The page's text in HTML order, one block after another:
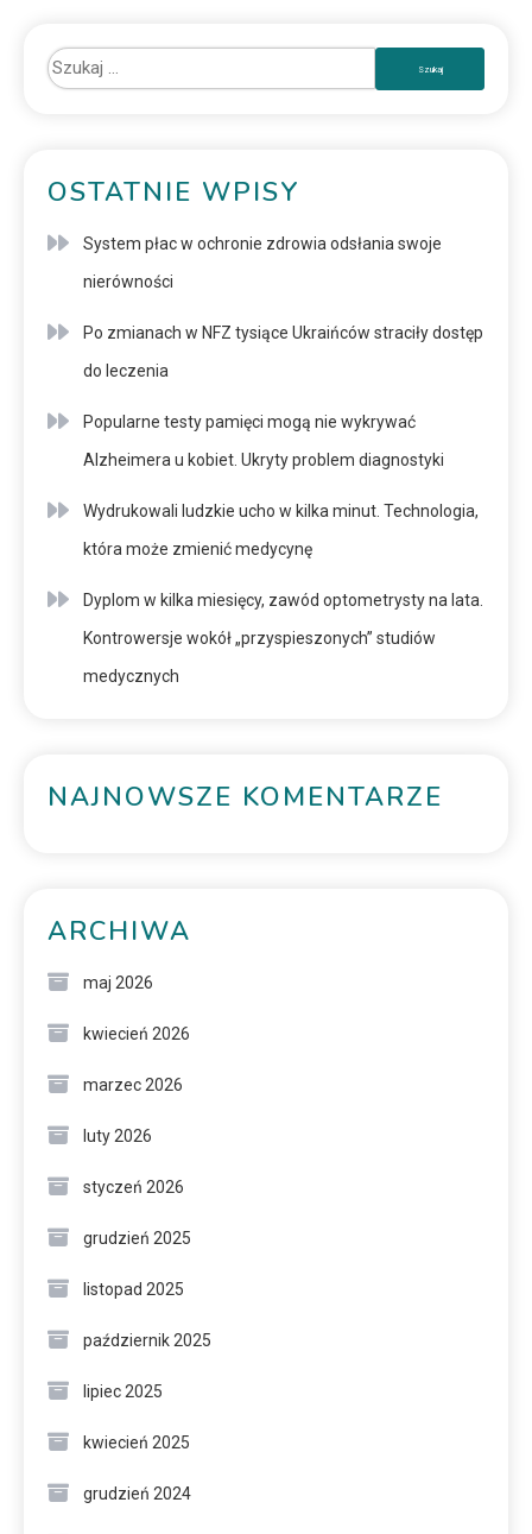
OSTATNIE WPISY
System płac w ochronie zdrowia odsłania swoje
nierówności
Po zmianach w NFZ tysiące Ukraińców straciły dostęp
do leczenia
Popularne testy pamięci mogą nie wykrywać
Alzheimera u kobiet. Ukryty problem diagnostyki
Wydrukowali ludzkie ucho w kilka minut. Technologia,
która może zmienić medycynę
Dyplom w kilka miesięcy, zawód optometrysty na lata.
Kontrowersje wokół „przyspieszonych” studiów
medycznych
NAJNOWSZE KOMENTARZE
ARCHIWA
maj 2026
kwiecień 2026
marzec 2026
luty 2026
styczeń 2026
grudzień 2025
listopad 2025
październik 2025
lipiec 2025
kwiecień 2025
grudzień 2024